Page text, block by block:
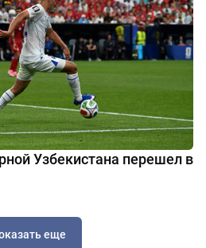
Узбекистана перешел в
еще